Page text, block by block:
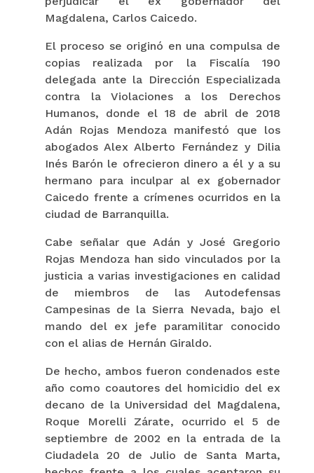
Magdalena, Carlos Caicedo.
El proceso se originó en una compulsa de
copias realizada por la Fiscalía 190
delegada ante la Dirección Especializada
contra la Violaciones a los Derechos
Humanos, donde el 18 de abril de 2018
Adán Rojas Mendoza manifestó que los
abogados Alex Alberto Fernández y Dilia
Inés Barón le ofrecieron dinero a él y a su
hermano para inculpar al ex gobernador
Caicedo frente a crímenes ocurridos en la
ciudad de Barranquilla.
Cabe señalar que Adán y José Gregorio
Rojas Mendoza han sido vinculados por la
justicia a varias investigaciones en calidad
de miembros de las Autodefensas
Campesinas de la Sierra Nevada, bajo el
mando del ex jefe paramilitar conocido
con el alias de Hernán Giraldo.
De hecho, ambos fueron condenados este
año como coautores del homicidio del ex
decano de la Universidad del Magdalena,
Roque Morelli Zárate, ocurrido el 5 de
septiembre de 2002 en la entrada de la
Ciudadela 20 de Julio de Santa Marta,